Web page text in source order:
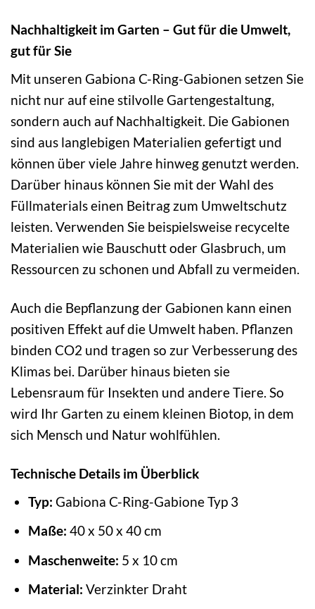
Nachhaltigkeit im Garten – Gut für die Umwelt,
gut für Sie
Mit unseren Gabiona C-Ring-Gabionen setzen Sie
nicht nur auf eine stilvolle Gartengestaltung,
sondern auch auf Nachhaltigkeit. Die Gabionen
sind aus langlebigen Materialien gefertigt und
können über viele Jahre hinweg genutzt werden.
Darüber hinaus können Sie mit der Wahl des
Füllmaterials einen Beitrag zum Umweltschutz
leisten. Verwenden Sie beispielsweise recycelte
Materialien wie Bauschutt oder Glasbruch, um
Ressourcen zu schonen und Abfall zu vermeiden.
Auch die Bepflanzung der Gabionen kann einen
positiven Effekt auf die Umwelt haben. Pflanzen
binden CO2 und tragen so zur Verbesserung des
Klimas bei. Darüber hinaus bieten sie
Lebensraum für Insekten und andere Tiere. So
wird Ihr Garten zu einem kleinen Biotop, in dem
sich Mensch und Natur wohlfühlen.
Technische Details im Überblick
Typ: Gabiona C-Ring-Gabione Typ 3
Maße: 40 x 50 x 40 cm
Maschenweite: 5 x 10 cm
Material: Verzinkter Draht